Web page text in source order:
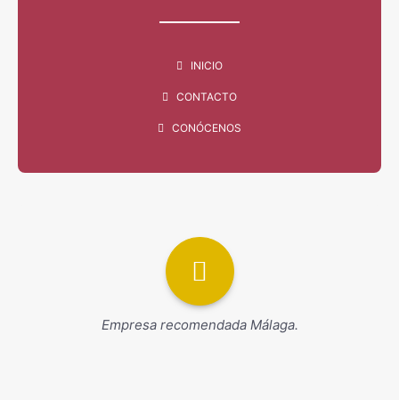
INICIO
CONTACTO
CONÓCENOS
Empresa recomendada Málaga.